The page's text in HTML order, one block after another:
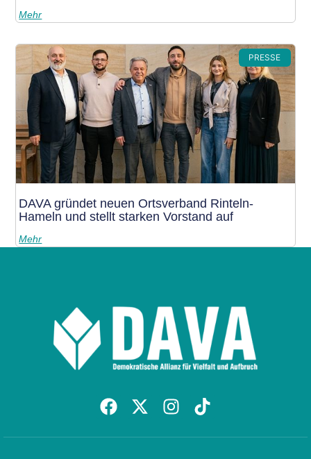
Mehr
PRESSE
DAVA gründet neuen Ortsverband Rinteln-
Hameln und stellt starken Vorstand auf
Mehr